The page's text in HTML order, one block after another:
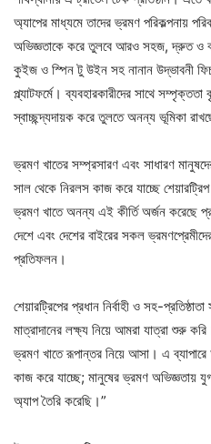
অ্যাপের মাধ্যমে তাদের ভ্রমণ পরিকল্পনায়
অভিজ্ঞতাকে করে তুলবে আরও সহজ, দ্রুত ও
কুইজ ও স্পিন টু উইন সহ নানান উদ্ভাবনী
প্ল্যাটফর্মে। ব্যবহারকারীদের সাথে
স্বাচ্ছন্দ্যদায়ক করে তুলতে অনন্য ভূমিকা
ভ্রমণ খাতের সম্প্রসারণ এবং সাধারণ
সাল থেকে নিরলস কাজ করে যাচ্ছে
ভ্রমণ খাতে অনন্য এই কীর্তি অর্জন করেছে
দেশে এবং দেশের বাইরের সকল
প্রতিফলন।
শেয়ারট্রিপের প্রধান নির্বাহী ও সহ-
মাত্রাদানের লক্ষ্য নিয়ে আমরা যাত্রা শুরু
ভ্রমণ খাতে রূপান্তর নিয়ে আসা। এ ব্যাপারে
কাজ করে যাচ্ছে; মানুষের ভ্রমণ অভিজ্ঞতায়
অ্যাপ তৈরি করেছি।”